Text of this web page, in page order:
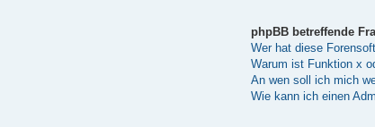
phpBB betreffende
Wer hat diese
Warum ist Funktion x
An wen soll ich mich
Wie kann ich einen